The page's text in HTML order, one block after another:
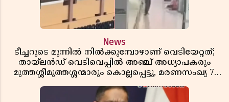
News
ടീച്ചറുടെ മുന്നിൽ നിൽക്കുമ്പോഴാണ് വെടിയേറ്റത്;
തായ്‌ലൻഡ് വെടിവെപ്പിൽ അഞ്ച് അധ്യാപകരും
മുത്തശ്ശീമുത്തശ്ശന്മാരും കൊല്ലപ്പെട്ടു, മരണസംഖ്യ 7;